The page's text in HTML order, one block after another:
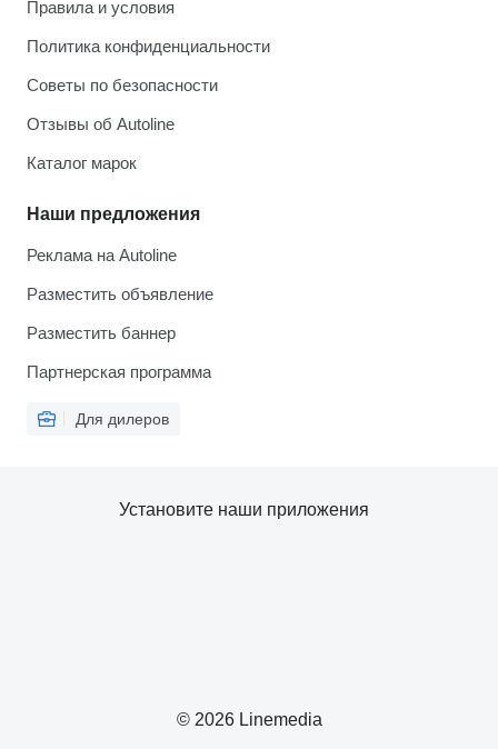
Правила и условия
Политика конфиденциальности
Советы по безопасности
Отзывы об Autoline
Каталог марок
Наши предложения
Реклама на Autoline
Разместить объявление
Разместить баннер
Партнерская программа
Для дилеров
© 2026 Linemedia
Установите наши приложения